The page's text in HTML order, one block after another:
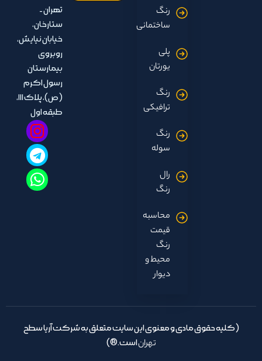
رنگ
ساختمانی
پلی
یورتان
رنگ
ترافیکی
رنگ
سوله
رال
رنگ
محاسبه
قیمت
رنگ
محیط و
دیوار
تهران -
ستارخان،
خیابان نیایش،
روبروی
بیمارستان
رسول اکرم
(ص)، پلاک ۱۱۱،
طبقه اول
(کلیه حقوق مادی و معنوی این سایت متعلق به شرکت آریا سطح
تهراناست.®)